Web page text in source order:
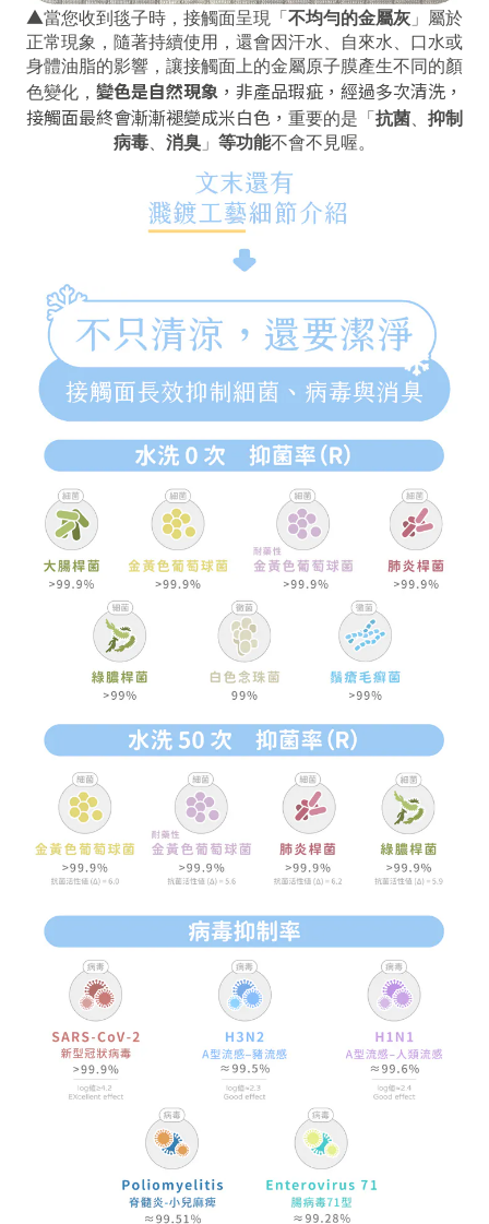
▲當您收到毯子時，接觸面呈現「 不均勻的金屬灰 」屬於
正常現象，隨著持續使用，還會因汗水、自來水、口水或
身體油脂的影響，讓接觸面上的金屬原子膜產生不同的顏
色變化， 變色是自然現象 ，非產品瑕疵 ， 經過多次清洗，
接觸面最終會漸漸褪變成米白色， 重要的是「 抗菌
抑制
病毒
消臭 」 等功能不會不見喔。